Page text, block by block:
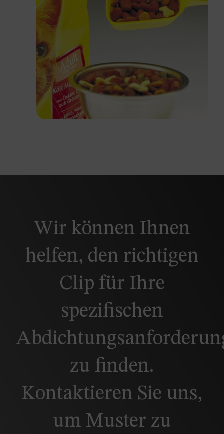
Wir können Ihnen
helfen, den richtigen
Clip für Ihre
spezifischen
zu finden.
Kontaktieren Sie uns,
um Muster zu